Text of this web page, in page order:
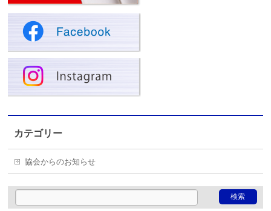
カテゴリー
協会からのお知らせ